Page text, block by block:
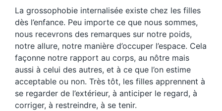
La grossophobie internalisée existe chez les filles
dès l’enfance. Peu importe ce que nous sommes,
nous recevrons des remarques sur notre poids,
notre allure, notre manière d’occuper l’espace. Cela
façonne notre rapport au corps, au nôtre mais
aussi à celui des autres, et à ce que l’on estime
acceptable ou non. Très tôt, les filles apprennent à
se regarder de l’extérieur, à anticiper le regard, à
corriger, à restreindre, à se tenir.